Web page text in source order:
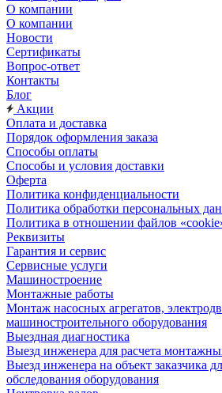
О компании
О компании
Новости
Сертификаты
Вопрос-ответ
Контакты
Блог
Акции
Оплата и доставка
Порядок оформления заказа
Способы оплаты
Способы и условия доставки
Оферта
Политика конфиденциальности
Политика обработки персональных
Политика в отношении файлов
Реквизиты
Гарантия и сервис
Сервисные услуги
Машиностроение
Монтажные работы
Монтаж насосных агрегатов,
машиностроительного оборудования
Выездная диагностика
Выезд инженера для расчета
Выезд инженера на объект заказчика
обследования оборудования